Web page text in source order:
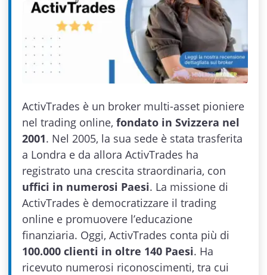
ActivTrades è un broker multi-asset pioniere
nel trading online, fondato in Svizzera nel
2001. Nel 2005, la sua sede è stata trasferita
a Londra e da allora ActivTrades ha
registrato una crescita straordinaria, con
uffici in numerosi Paesi. La missione di
ActivTrades è democratizzare il trading
online e promuovere l’educazione
finanziaria. Oggi, ActivTrades conta più di
100.000 clienti in oltre 140 Paesi. Ha
ricevuto numerosi riconoscimenti, tra cui